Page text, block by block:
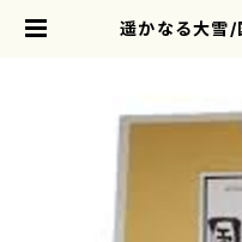
遥かなる大雪/